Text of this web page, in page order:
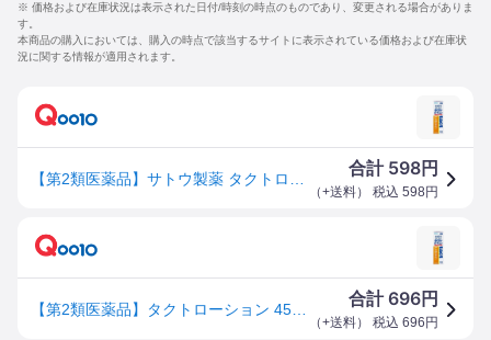
※ 価格および在庫状況は表示された日付/時刻の時点のものであり、変更される場合がありま
す。
本商品の購入においては、購入の時点で該当するサイトに表示されている価格および在庫状
況に関する情報が適用されます。
合計 598円
（+送料） 税込 598 円
合計696円
（+送料） 税込 696 円